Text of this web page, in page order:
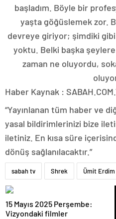
başladım. Böyle bir
yaşta göğüslemek zor.
devreye giriyor; şimdiki
yoktu. Belki başka şeylere
zaman ne oluyordu,
Haber Kaynak :
“Yayınlanan tüm haber ve
yasal bildirimlerinizi bize
iletiniz. En kısa süre
dönüş sağlanılacaktır.”
sabah tv Shrek Ümit Erdim
15 Mayıs 2025 Perşembe:
Vizyondaki filmler